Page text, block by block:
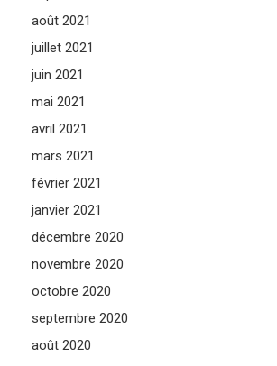
août 2021
juillet 2021
juin 2021
mai 2021
avril 2021
mars 2021
février 2021
janvier 2021
décembre 2020
novembre 2020
octobre 2020
septembre 2020
août 2020